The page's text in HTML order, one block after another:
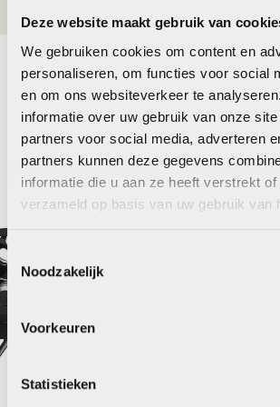
Deze website maakt gebruik van
We gebruiken cookies om content en
personaliseren, om functies voor social
en om ons websiteverkeer te
informatie over uw gebruik van onze
partners voor social media, adverteren
partners kunnen deze gegevens
informatie die u aan ze heeft verstrekt
verzameld op basis van uw gebruik van
Toestemmingsselectie
Noodzakelijk
Voorkeuren
Statistieken
Maak je fiets
Bekijk alle accessoires
Shimano